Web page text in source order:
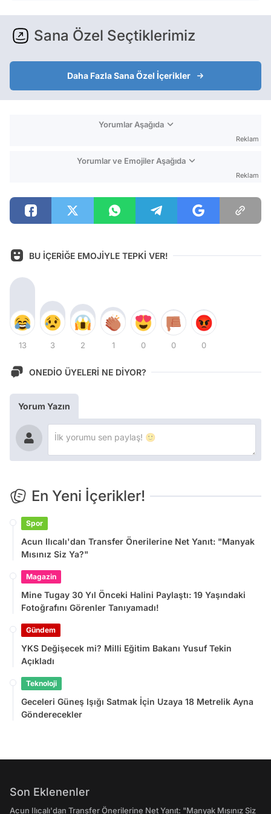
Sana Özel Seçtiklerimiz
Daha Fazla Sana Özel İçerikler
Yorumlar Aşağıda
Reklam
Yorumlar ve Emojiler Aşağıda
Reklam
BU İÇERİĞE EMOJİYLE TEPKİ VER!
13 3 2 1 0 0 0
ONEDİO ÜYELERİ NE DİYOR?
Yorum Yazın
En Yeni İçerikler!
Spor
Acun Ilıcalı'dan Transfer Önerilerine Net Yanıt: "Manyak
Mısınız Siz Ya?"
Magazin
Mine Tugay 30 Yıl Önceki Halini Paylaştı: 19 Yaşındaki
Fotoğrafını Görenler Tanıyamadı!
Gündem
YKS Değişecek mi? Milli Eğitim Bakanı Yusuf Tekin
Açıkladı
Teknoloji
Geceleri Güneş Işığı Satmak İçin Uzaya 18 Metrelik Ayna
Gönderecekler
Son Eklenenler
Acun Ilıcalı'dan Transfer Önerilerine Net Yanıt: "Manyak Mısınız Siz